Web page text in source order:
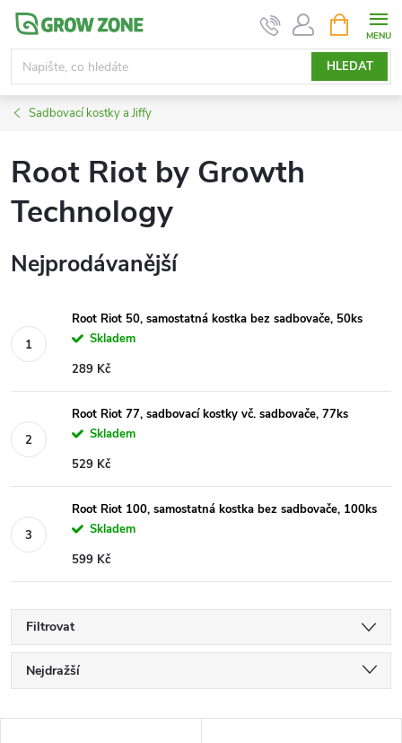
Přejít
obsah
HLEDAT
NÁKUPNÍ
KOŠÍK
Sadbovací kostky a Jiffy
Root Riot by Growth
Technology
Nejprodávanější
Root Riot 50, samostatná kostka bez sadbovače, 50ks
Skladem
289 Kč
Root Riot 77, sadbovací kostky vč. sadbovače, 77ks
Skladem
529 Kč
Root Riot 100, samostatná kostka bez sadbovače, 100ks
Skladem
599 Kč
Filtrovat
Ř
a
Nejdražší